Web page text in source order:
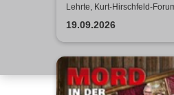
Revival Show - a
ABBA
Lehrte, Kurt-Hirschfeld-
19.09.2026